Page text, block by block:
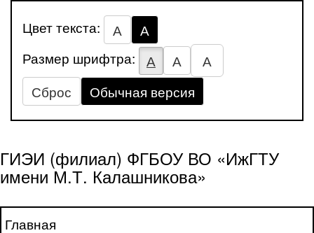
Цвет текста: А
А
Размер шрифтра:
А А
А
Сброс
Обычная версия
ГИЭИ (филиал) ФГБОУ ВО «ИжГТУ
имени М.Т. Калашникова»
Главная